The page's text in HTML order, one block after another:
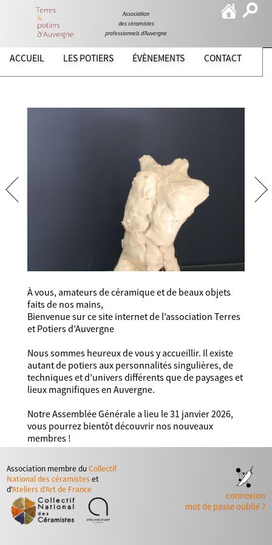
Association
des céramistes
professionnels d’Auvergne
ACCUEIL LES POTIERS ÉVÈNEMENTS CONTACT
À vous, amateurs de céramique et de beaux objets
faits de nos mains,
Bienvenue sur ce site internet de l’association Terres
et Potiers d’Auvergne
Nous sommes heureux de vous y accueillir. Il existe
autant de potiers aux personnalités singulières, de
techniques et d’univers différents que de paysages et
lieux magnifiques en Auvergne.
Notre Assemblée Générale a lieu le 31 janvier 2026,
vous pourrez bientôt découvrir nos nouveaux
membres !
Association membre duCollectif
National des céramistes et
d'Ateliers d'Art de France
connexion
mot de passe oublié ?